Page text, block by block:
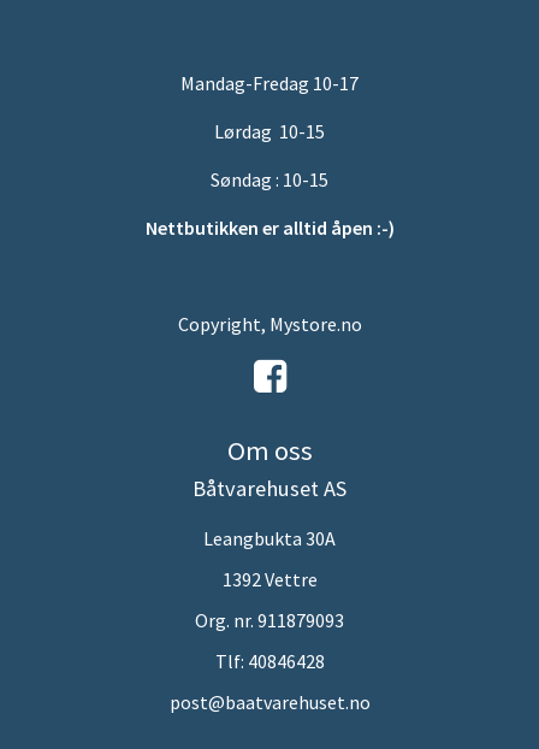
Mandag-Fredag 10-17
Lørdag 10-15
Søndag : 10-15
Nettbutikken er alltid åpen :-)
Copyright, Mystore.no
Om oss
Båtvarehuset AS
Leangbukta 30A
1392 Vettre
Org. nr. 911879093
Tlf: 40846428
post@baatvarehuset.no